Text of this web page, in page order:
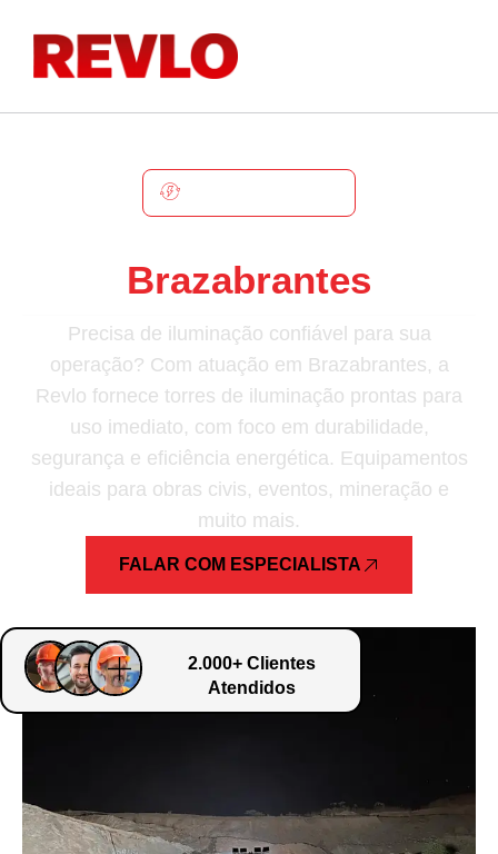
Brazabrantes
Precisa de iluminação confiável para sua
operação? Com atuação em Brazabrantes, a
Revlo fornece torres de iluminação prontas para
uso imediato, com foco em durabilidade,
segurança e eficiência energética. Equipamentos
ideais para obras civis, eventos, mineração e
muito mais.
FALAR COM ESPECIALISTA
2.000+ Clientes
Atendidos